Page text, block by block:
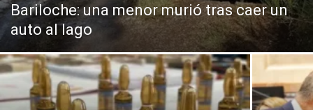
Bariloche: una menor murió tras caer un
auto al lago